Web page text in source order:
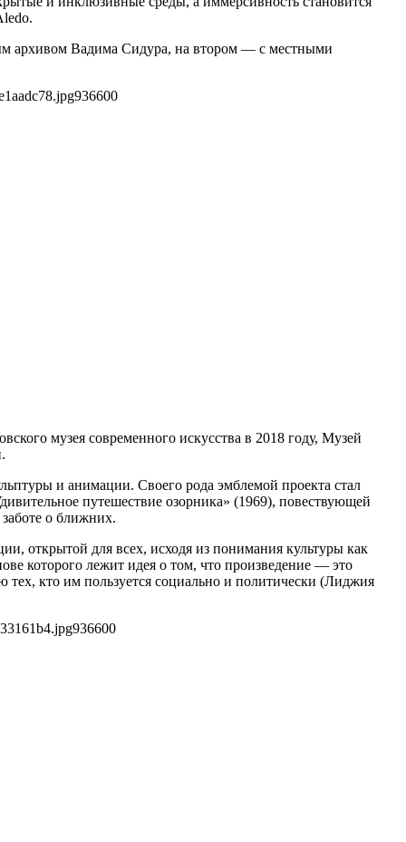
архивом Вадима Сидура, на втором — с местными
936600
музея современного искусства в 2018 году, Музей
и анимации. Своего рода эмблемой проекта стал
путешествие озорника» (1969), повествующей
о ближних.
открытой для всех, исходя из понимания культуры как
которого лежит идея о том, что произведение — это
кто им пользуется социально и политически (Лиджия
936600